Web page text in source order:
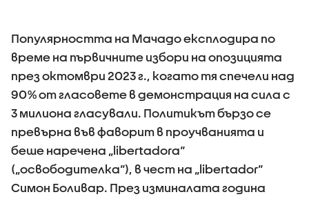
Популярността на Мачадо експлодира по
време на първичните избори на опозицията
през октомври 2023 г., когато тя спечели над
90% от гласовете в демонстрация на сила с
3 милиона гласували. Политикът бързо се
превърна във фаворит в проучванията и
беше наречена „libertadora“
(„освободителка“), в чест на „libertador“
Симон Боливар. През изминалата година